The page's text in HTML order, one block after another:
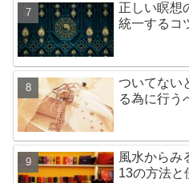
正しい瞑想
統一するコ
ついてない
る為に行う
風水からみ
13の方法と